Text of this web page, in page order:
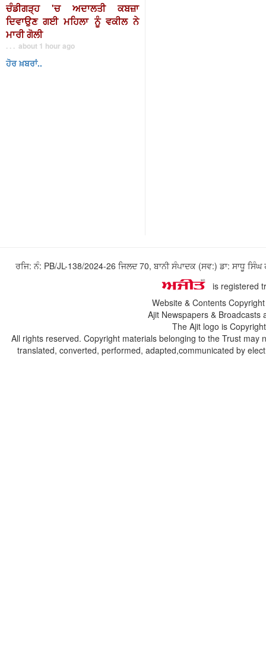
ਚੰਡੀਗੜ੍ਹ 'ਚ ਅਦਾਲਤੀ ਕਬਜ਼ਾ
ਦਿਵਾਉਣ ਗਈ ਮਹਿਲਾ ਨੂੰ ਵਕੀਲ ਨੇ
ਮਾਰੀ ਗੋਲੀ
. . . about 1 hour ago
ਹੋਰ ਖ਼ਬਰਾਂ..
ਰਜਿ: ਨੰ: PB/JL-138/2024-26 ਜਿਲਦ 70, ਬਾਨੀ ਸੰਪਾਦਕ (ਸਵ:) ਡਾ: ਸਾਧੂ
is registered
Website & Contents
Ajit Newspapers &
The Ajit logo is
All rights reserved. Copyright materials belonging to the Trust
translated, converted, performed, adapted,communicated by